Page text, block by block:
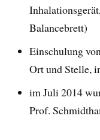
Balancebrett)
Einschulung
Ort und Stelle,
im Juli 2014
Prof.